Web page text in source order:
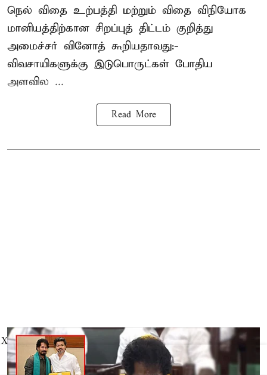
நெல் விதை உற்பத்தி மற்றும் விதை விநியோக
மானியத்திற்கான சிறப்புத் திட்டம் குறித்து
அமைச்சர் வினோத் கூறியதாவது:-
விவசாயிகளுக்கு இடுபொருட்கள் போதிய
அளவில ...
Read More
X